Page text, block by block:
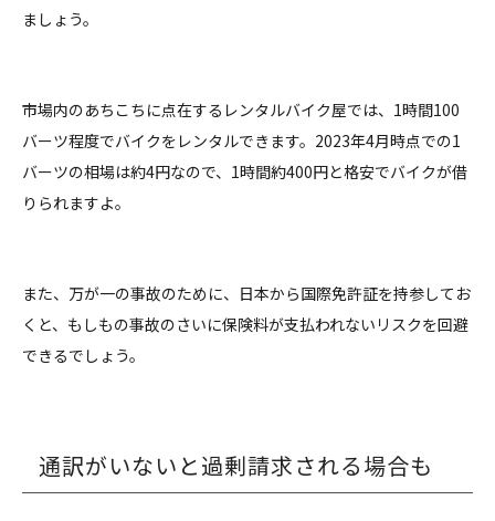
ましょう。
市場内のあちこちに点在するレンタルバイク屋では、1時間100
バーツ程度でバイクをレンタルできます。2023年4月時点での1
バーツの相場は約4円なので、1時間約400円と格安でバイクが借
りられますよ。
また、万が一の事故のために、日本から国際免許証を持参してお
くと、もしもの事故のさいに保険料が支払われないリスクを回避
できるでしょう。
通訳がいないと過剰請求される場合も